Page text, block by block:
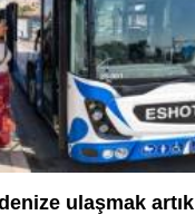
ulaşmak